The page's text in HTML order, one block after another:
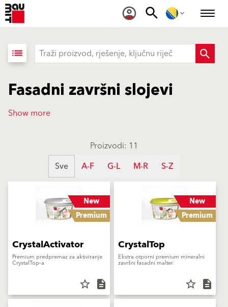
list
Fasadni završni slojevi
Show more
Proizvodi: 11
Sve
A-F G-L M-R S-Z
New
Premium
CrystalActivator
Premium predpremaz za aktiviranje
CrystalTop-a
star_border description
New
Premium
CrystalTop
Ekstra otporni premium mineralni
završni fasadni malter
star_border description